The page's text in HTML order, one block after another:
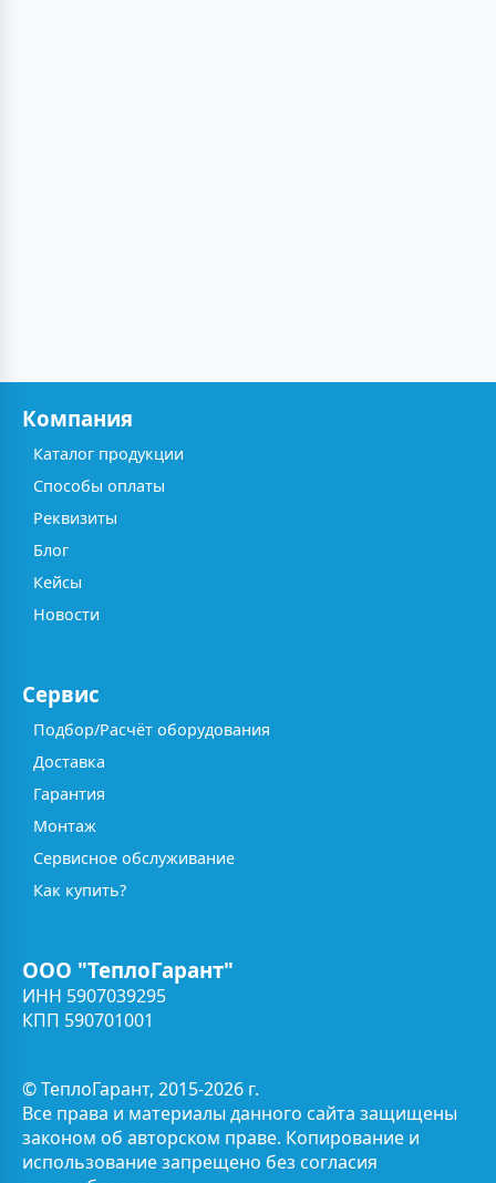
Компания
Каталог продукции
Способы оплаты
Реквизиты
Блог
Кейсы
Новости
Сервис
Подбор/Расчёт оборудования
Доставка
Гарантия
Монтаж
Сервисное обслуживание
Как купить?
ООО "ТеплоГарант"
ИНН 5907039295
КПП 590701001
© ТеплоГарант, 2015-2026 г.
Все права и материалы данного сайта защищены
законом об авторском праве. Копирование и
использование запрещено без согласия